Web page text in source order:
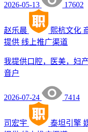
2026-05-13 17602
赵乐晨 熙杭文化
提供 线上推广渠道
我提供口腔，医美，妇
音户
2026-07-24 7414
司宏宇 泰坦引擎